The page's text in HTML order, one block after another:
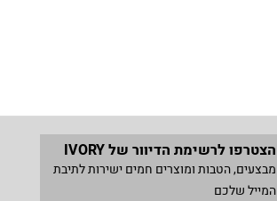
הצטרפו לרשימת הדיוור של IVORY
מבצעים, הטבות ומוצרים חמים ישירות לתיבת
המייל שלכם